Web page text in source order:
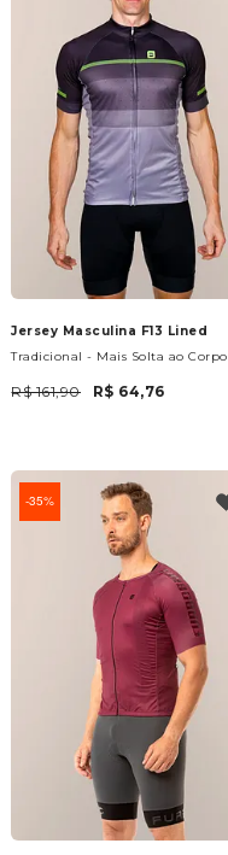
Jersey Masculina F13 Lined
Tradicional - Mais Solta ao Corpo
R$ 161,90 R$ 64,76
35%